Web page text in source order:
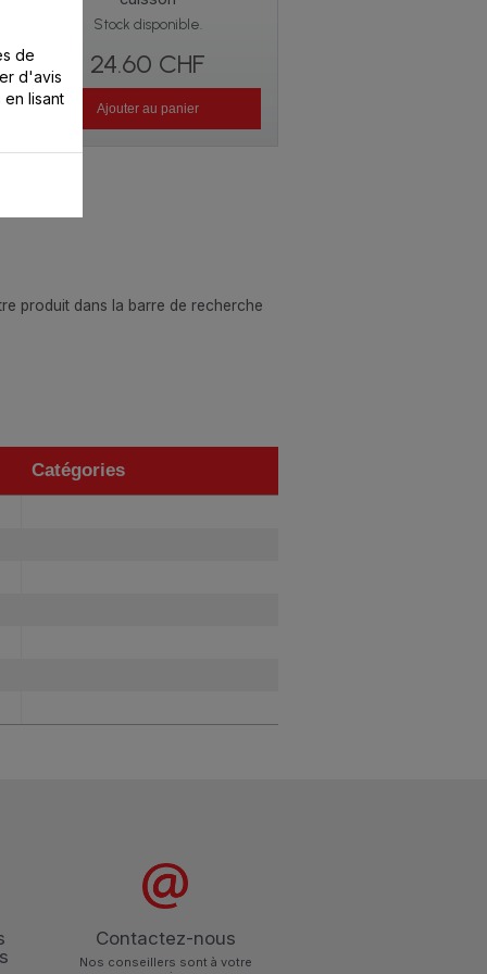
Stock disponible.
24.60 CHF
Ajouter au panier
produit dans la barre de recherche
Catégories
Contactez-nous
Nos conseillers sont à votre
de
d'avis
en lisant